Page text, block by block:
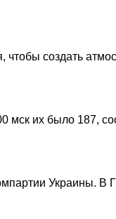
создать
мск их было
Украины.